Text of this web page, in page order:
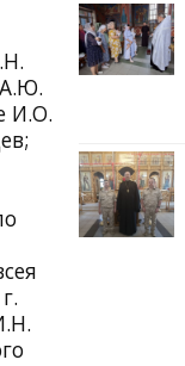
И.О.